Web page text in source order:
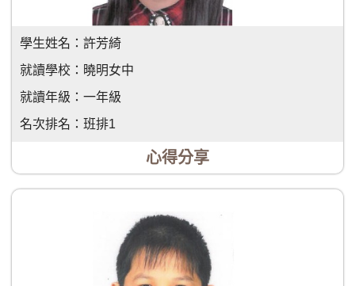
學生姓名： 許芳綺
就讀學校： 曉明女中
就讀年級： 一年級
名次排名： 班排1
心得分享